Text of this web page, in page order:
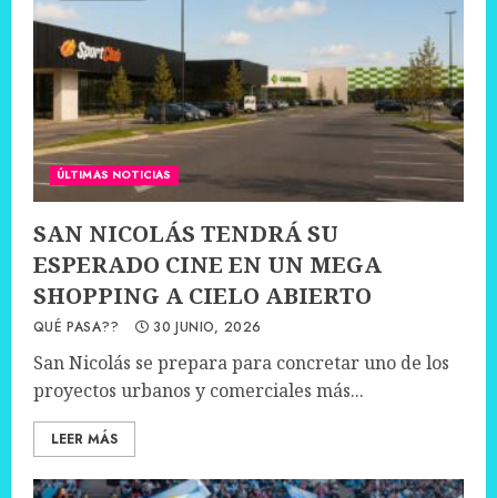
ÚLTIMAS NOTICIAS
SAN NICOLÁS TENDRÁ SU
ESPERADO CINE EN UN MEGA
SHOPPING A CIELO ABIERTO
QUÉ PASA?? 30 JUNIO, 2026
San Nicolás se prepara para concretar uno de los
proyectos urbanos y comerciales más...
LEER MÁS